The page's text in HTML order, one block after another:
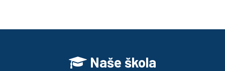
Naše škola